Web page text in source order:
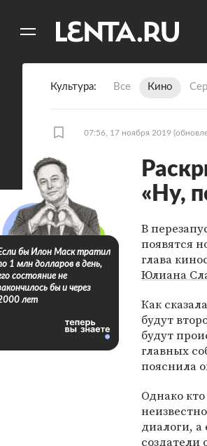
Культура Все Кино
07:56, 17 ноября 2019
«Ну,
В
появятся
глава
Юлиана
Как
будут
будут
главных
пояснила
Однако
диалоги, а
создатели
бы Илон Маск тратил
1 млн долларов в день,
состояние не
бы и через
лет